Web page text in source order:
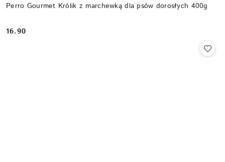
Perro Gourmet Królik z marchewką dla psów dorosłych 400g
Cena:
16.90